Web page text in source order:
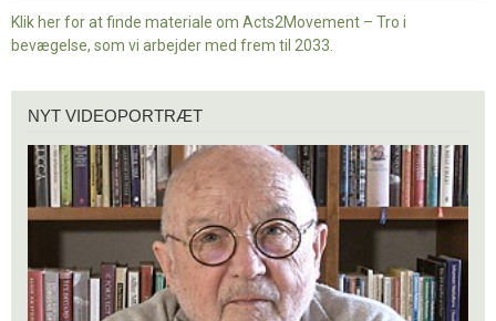
Klik her for at finde materiale om Acts2Movement – Tro i
bevægelse, som vi arbejder med frem til 2033.
videoportræt
NYT VIDEOPORTRÆT